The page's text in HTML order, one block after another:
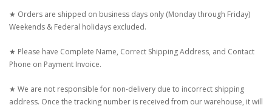
★ Orders are shipped on business days only (Monday through Friday)
Weekends & Federal holidays excluded.
★ Please have Complete Name, Correct Shipping Address, and Contact
Phone on Payment Invoice.
★ We are not responsible for non-delivery due to incorrect shipping
address. Once the tracking number is received from our warehouse, it will